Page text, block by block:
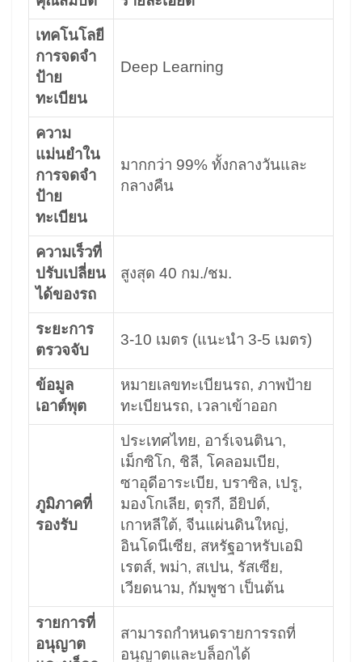
เทคโนโลยี
การจดจำ
ป้าย
ทะเบียน
Deep Learning
ความ
แม่นยำใน
การจดจำ
ป้าย
ทะเบียน
มากกว่า 99% ทั้งกลางวันและ
กลางคืน
ความเร็วที่
ปรับเปลี่ยน
ได้ของรถ
สูงสุด 40 กม./ชม.
ระยะการ
ตรวจจับ
3-10 เมตร (แนะนำ 3-5 เมตร)
ข้อมูล
เอาต์พุต
หมายเลขทะเบียนรถ, ภาพป้าย
ทะเบียนรถ, เวลาเข้าออก
ภูมิภาคที่
รองรับ
ประเทศไทย, อาร์เจนตินา,
เม็กซิโก, ชิลี, โคลอมเบีย,
ซาอุดีอาระเบีย, บราซิล, เปรู,
มองโกเลีย, ตุรกี, อียิปต์,
เกาหลีใต้, จีนแผ่นดินใหญ่,
อินโดนีเซีย, สหรัฐอาหรับเอมิ
เรตส์, พม่า, สเปน, รัสเซีย,
เวียดนาม, กัมพูชา เป็นต้น
รายการที่
อนุญาต
สามารถกำหนดรายการรถที่
อนุญาตและบล็อกได้